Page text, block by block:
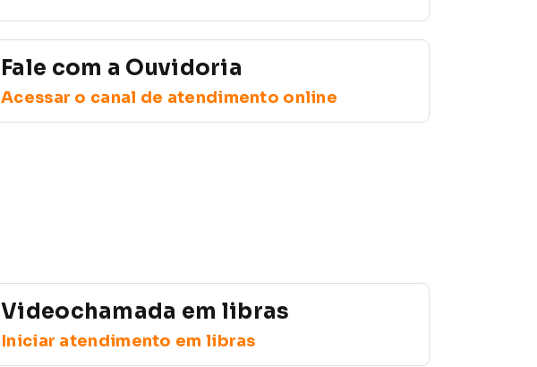
Fale com a Ouvidoria
Acessar o canal de atendimento online
Videochamada em libras
Iniciar atendimento em libras